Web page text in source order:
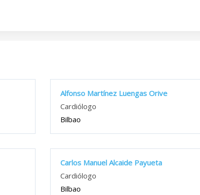
Alfonso Martínez Luengas Orive
Cardiólogo
Bilbao
Carlos Manuel Alcaide Payueta
Cardiólogo
Bilbao